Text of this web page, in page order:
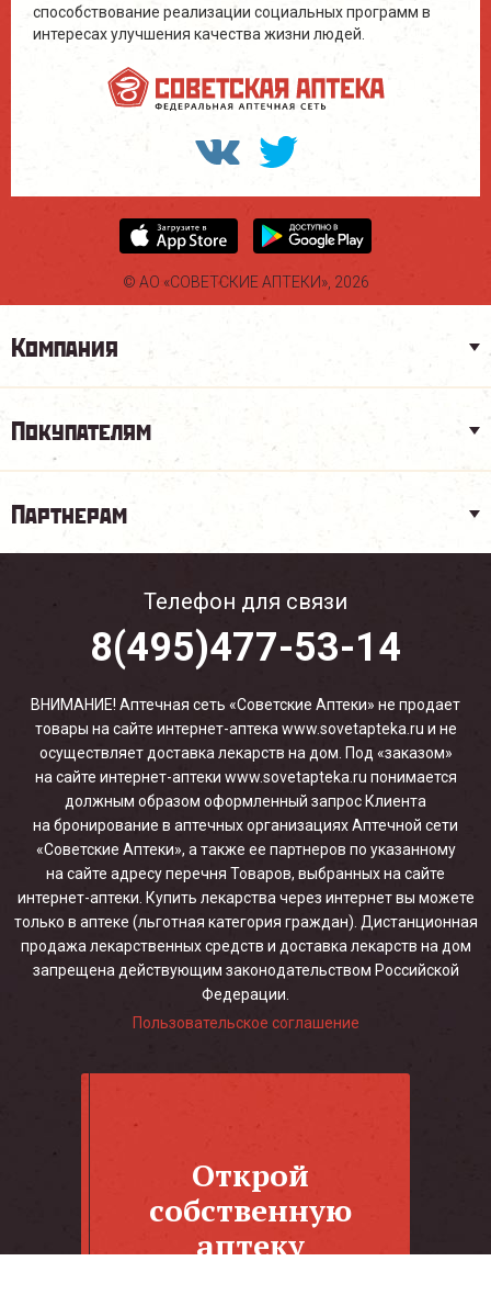
способствование реализации социальных программ в
интересах улучшения качества жизни людей.
© АО «СОВЕТСКИЕ АПТЕКИ», 2026
Компания
Покупателям
Партнерам
Телефон для связи
8(495)477-53-14
ВНИМАНИЕ! Аптечная сеть «Советские Аптеки» не продает
товары на сайте интернет-аптека www.sovetapteka.ru и не
осуществляет доставка лекарств на дом. Под «заказом»
на сайте интернет-аптеки www.sovetapteka.ru понимается
должным образом оформленный запрос Клиента
на бронирование в аптечных организациях Аптечной сети
«Советские Аптеки», а также ее партнеров по указанному
на сайте адресу перечня Товаров, выбранных на сайте
интернет-аптеки. Купить лекарства через интернет вы можете
только в аптеке (льготная категория граждан). Дистанционная
продажа лекарственных средств и доставка лекарств на дом
запрещена действующим законодательством Российской
Федерации.
Пользовательское соглашение
Открой
собственную
аптеку